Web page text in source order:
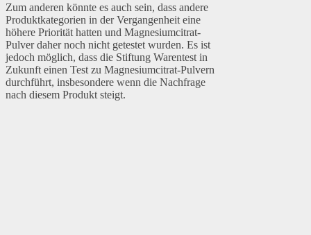
Zum anderen könnte es auch sein, dass andere
Produktkategorien in der Vergangenheit eine
höhere Priorität hatten und Magnesiumcitrat-
Pulver daher noch nicht getestet wurden. Es ist
jedoch möglich, dass die Stiftung Warentest in
Zukunft einen Test zu Magnesiumcitrat-Pulvern
durchführt, insbesondere wenn die Nachfrage
nach diesem Produkt steigt.